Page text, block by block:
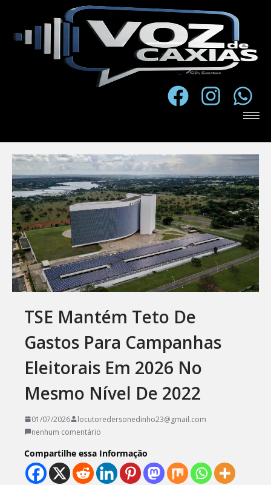
TSE Mantém Teto De
Gastos Para Campanhas
Eleitorais Em 2026 No
Mesmo Nível De 2022
01/07/2026
locutoredersonedinho23@gmail.com
nenhum comentário
Compartilhe essa Informação